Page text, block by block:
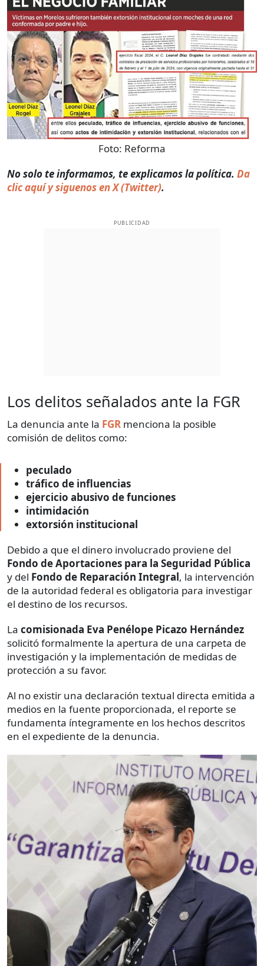
Foto: Reforma
No solo te informamos, te explicamos la política. Da
clic aquí y siguenos en X (Twitter).
PUBLICIDAD
Los delitos señalados ante la FGR
La denuncia ante la FGR menciona la posible
comisión de delitos como:
peculado
tráfico de influencias
ejercicio abusivo de funciones
intimidación
extorsión institucional
Debido a que el dinero involucrado proviene del
Fondo de Aportaciones para la Seguridad Pública
y del Fondo de Reparación Integral, la intervención
de la autoridad federal es obligatoria para investigar
el destino de los recursos.
La comisionada Eva Penélope Picazo Hernández
solicitó formalmente la apertura de una carpeta de
investigación y la implementación de medidas de
protección a su favor.
Al no existir una declaración textual directa emitida a
medios en la fuente proporcionada, el reporte se
fundamenta íntegramente en los hechos descritos
en el expediente de la denuncia.